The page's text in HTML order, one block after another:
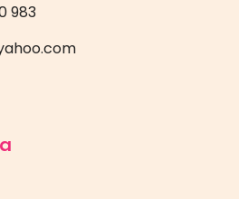
983